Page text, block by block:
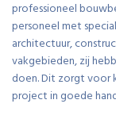
professioneel
personeel met
architectuur,
vakgebieden, zij
doen. Dit zorgt voor
project in goede